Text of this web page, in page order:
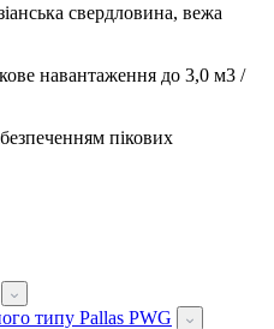
свердловина, вежа
навантаження до 3,0 м3 /
пікових
типу Pallas PWG